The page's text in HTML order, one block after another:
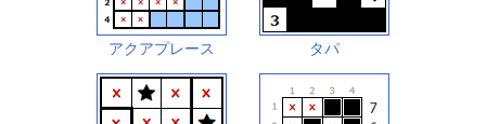
アクアプレース タパ